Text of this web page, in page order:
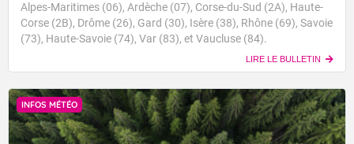
Alpes-Maritimes (06), Ardèche (07), Corse-du-Sud (2A), Haute-
Corse (2B), Drôme (26), Gard (30), Isère (38), Rhône (69), Savoie
(73), Haute-Savoie (74), Var (83), et Vaucluse (84).
LIRE LE BULLETIN
INFOS MÉTÉO